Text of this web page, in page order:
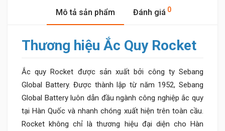
Mô tả sản phẩm Đánh giá 0
Thương hiệu Ắc Quy Rocket
Ắc quy Rocket được sản xuất bởi công ty Sebang
Global Battery. Được thành lập từ năm 1952, Sebang
Global Battery luôn dẫn đầu ngành công nghiệp ắc quy
tại Hàn Quốc và nhanh chóng xuất hiện trên toàn cầu.
Rocket không chỉ là thương hiệu đại diện cho Hàn